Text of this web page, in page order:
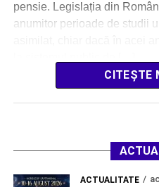
pensie. Legislația din
anumitor perioade de studii
CITEȘTE
ACTUALITATE